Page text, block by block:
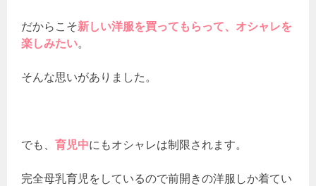
だからこそ新しい洋服を買ってもらって、オシャレを
楽しみたい。
そんな思いがありました。
でも、育児中にもオシャレは制限されます。
完全母乳育児をしているので前開きの洋服しか着てい